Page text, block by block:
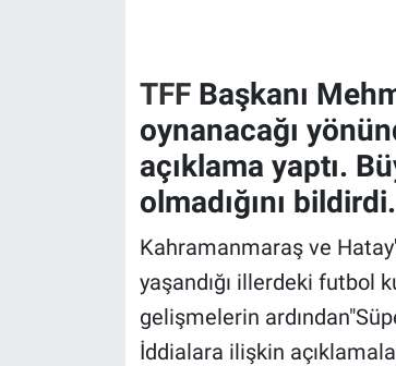
TFFBaşkanı
oynanacağı
açıklama yaptı.
olmadığını bildirdi.
Kahramanmaraş ve
yaşandığı illerdeki futbol
gelişmelerin
İddialara ilişkin
Günün görüntüsü
Koronavirüs